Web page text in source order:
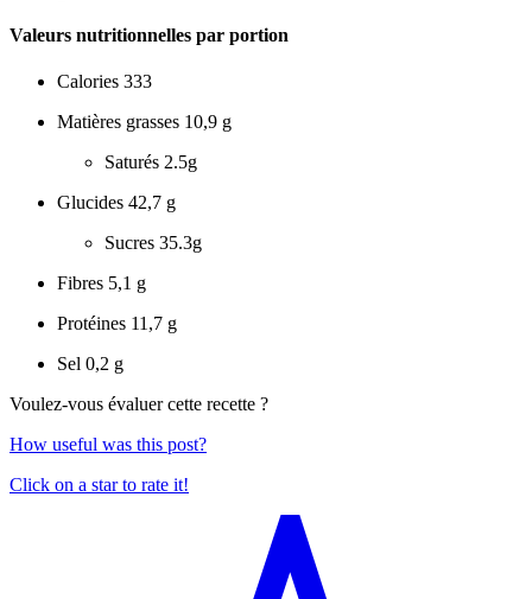
Valeurs nutritionnelles par portion
Calories 333
Matières grasses 10,9 g
Saturés 2.5g
Glucides 42,7 g
Sucres 35.3g
Fibres 5,1 g
Protéines 11,7 g
Sel 0,2 g
Voulez-vous évaluer cette recette ?
How useful was this post?
Click on a star to rate it!